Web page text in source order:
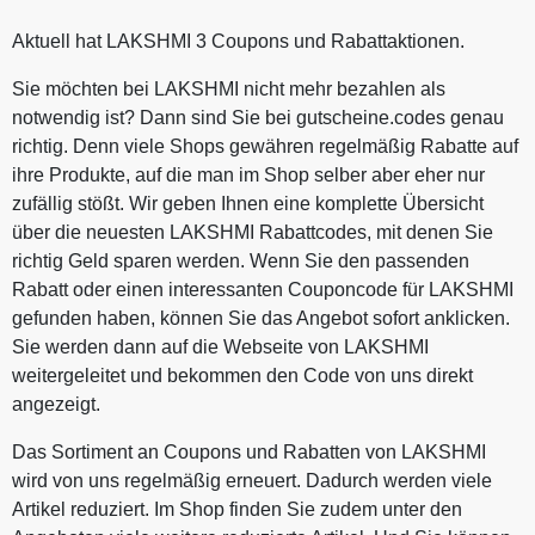
Aktuell hat LAKSHMI 3 Coupons und Rabattaktionen.
Sie möchten bei LAKSHMI nicht mehr bezahlen als
notwendig ist? Dann sind Sie bei gutscheine.codes genau
richtig. Denn viele Shops gewähren regelmäßig Rabatte auf
ihre Produkte, auf die man im Shop selber aber eher nur
zufällig stößt. Wir geben Ihnen eine komplette Übersicht
über die neuesten LAKSHMI Rabattcodes, mit denen Sie
richtig Geld sparen werden. Wenn Sie den passenden
Rabatt oder einen interessanten Couponcode für LAKSHMI
gefunden haben, können Sie das Angebot sofort anklicken.
Sie werden dann auf die Webseite von LAKSHMI
weitergeleitet und bekommen den Code von uns direkt
angezeigt.
Das Sortiment an Coupons und Rabatten von LAKSHMI
wird von uns regelmäßig erneuert. Dadurch werden viele
Artikel reduziert. Im Shop finden Sie zudem unter den